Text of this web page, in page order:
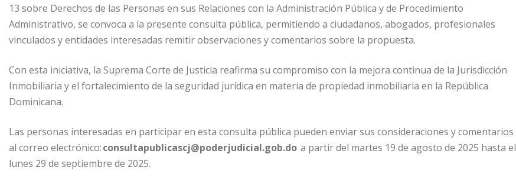
13 sobre Derechos de las Personas en sus Relaciones con la Administración Pública y de Procedimiento
Administrativo, se convoca a la presente consulta pública, permitiendo a ciudadanos, abogados, profesionales
vinculados y entidades interesadas remitir observaciones y comentarios sobre la propuesta.
Con esta iniciativa, la Suprema Corte de Justicia reafirma su compromiso con la mejora continua de la Jurisdicción
Inmobiliaria y el fortalecimiento de la seguridad jurídica en materia de propiedad inmobiliaria en la República
Dominicana.
Las personas interesadas en participar en esta consulta pública pueden enviar sus consideraciones y comentarios
al correo electrónico:consultapublicascj@poderjudicial.gob.do a partir del martes 19 de agosto de 2025 hasta el
lunes 29 de septiembre de 2025.